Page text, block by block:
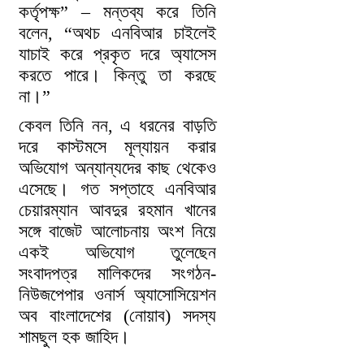
কর্তৃপক্ষ” – মন্তব্য করে তিনি
বলেন, “অথচ এনবিআর চাইলেই
যাচাই করে প্রকৃত দরে অ্যাসেস
করতে পারে। কিন্তু তা করছে
না।”
কেবল তিনি নন, এ ধরনের বাড়তি
দরে কাস্টমসে মূল্যায়ন করার
অভিযোগ অন্যান্যদের কাছ থেকেও
এসেছে। গত সপ্তাহে এনবিআর
চেয়ারম্যান আবদুর রহমান খানের
সঙ্গে বাজেট আলোচনায় অংশ নিয়ে
একই অভিযোগ তুলেছেন
সংবাদপত্র মালিকদের সংগঠন-
নিউজপেপার ওনার্স অ্যাসোসিয়েশন
অব বাংলাদেশের (নোয়াব) সদস্য
শামছুল হক জাহিদ।